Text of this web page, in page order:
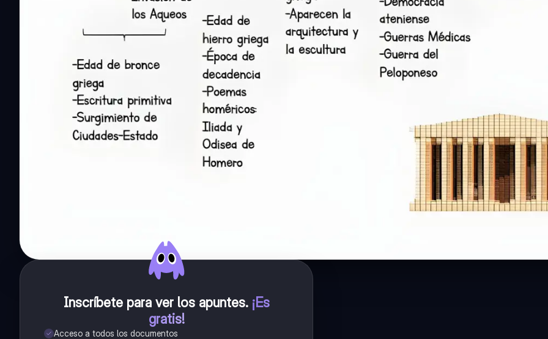
Inscríbete para ver los apuntes. ¡Es
gratis!
Acceso a todos los documentos